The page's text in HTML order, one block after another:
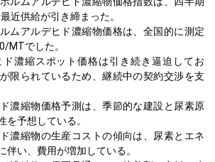
近供給が引き締まった。
ムアルデヒド濃縮物価格は、全国的に測定
MTでした。
濃縮スポット価格は引き続き逼迫してお
限られているため、継続中の契約交渉を支
濃縮物価格予測は、季節的な建設と尿素原
を予想している。
濃縮物の生産コストの傾向は、尿素とエネ
伴い、費用が増加している。